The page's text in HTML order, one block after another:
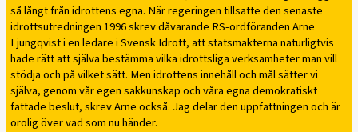
så långt från idrottens egna. När regeringen tillsatte den senaste
idrottsutredningen 1996 skrev dåvarande RS-ordföranden Arne
Ljungqvist i en ledare i Svensk Idrott, att statsmakterna naturligtvis
hade rätt att själva bestämma vilka idrottsliga verksamheter man vill
stödja och på vilket sätt. Men idrottens innehåll och mål sätter vi
själva, genom vår egen sakkunskap och våra egna demokratiskt
fattade beslut, skrev Arne också. Jag delar den uppfattningen och är
orolig över vad som nu händer.